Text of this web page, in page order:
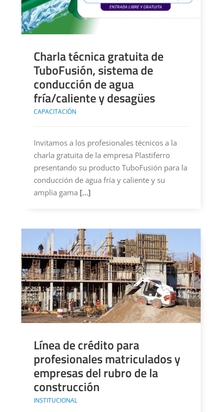
Charla técnica gratuita de
TuboFusión, sistema de
conducción de agua
fría/caliente y desagües
CAPACITACIÓN
Invitamos a los profesionales técnicos a la
charla gratuita de la empresa Plastiferro
presentando su producto TuboFusión para la
conducción de agua fría y caliente y su
amplia gama [...]
Línea de crédito para
profesionales matriculados y
empresas del rubro de la
construcción
INSTITUCIONAL